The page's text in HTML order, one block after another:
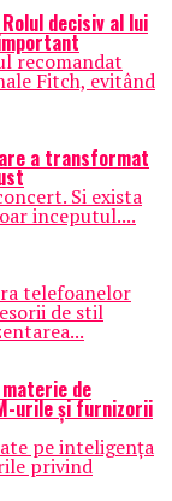
decisiv al lui
recomandat
Fitch, evitând
a transformat
Si exista
inceputul....
telefoanelor
de stil
de
urile și furnizorii
pe inteligența
privind